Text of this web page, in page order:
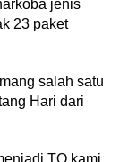
jenis
23 paket
salah satu
Hari dari
TO kami,